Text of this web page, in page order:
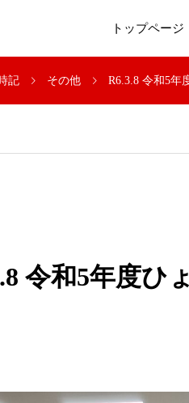
トップページ
記 その他 R6.3.8 令和5年
令和5年度ひ